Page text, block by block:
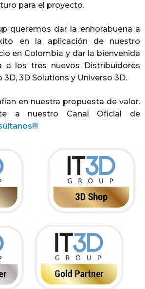
para el proyecto.
queremos dar la enhorabuena a
en la aplicación de nuestro
en Colombia y dar la bienvenida
a los tres nuevos Distribuidores
3D Solutions y Universo 3D.
en nuestra propuesta de valor.
a nuestro Canal Oficial de